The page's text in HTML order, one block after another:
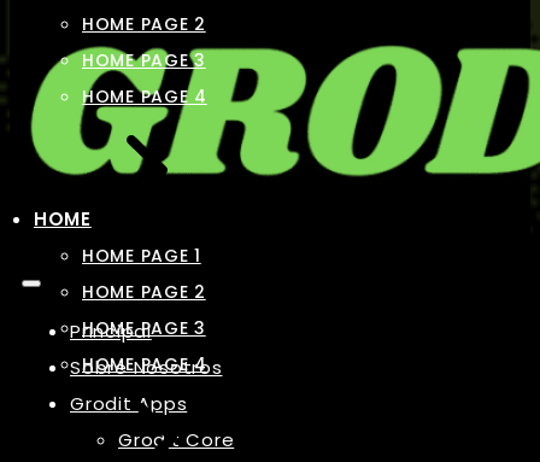
Principal
Sobre Nosotros
Grodit Apps
Grodit Core
HOME PAGE 2
HOME PAGE 3
HOME PAGE 4
HOME
HOME PAGE 1
HOME PAGE 2
HOME PAGE 3
HOME PAGE 4